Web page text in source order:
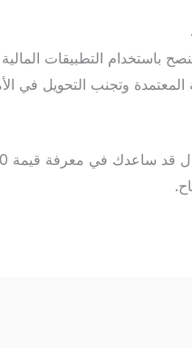
التطبيقات المالية
المعتمدة وتجنب التحويل